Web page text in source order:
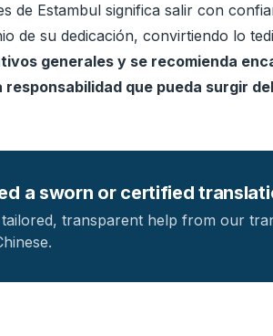
de Estambul significa salir con
de su dedicación, convirtiendo lo
generales y se recomienda
responsabilidad que pueda surgir
a sworn or certified
transparent help from our